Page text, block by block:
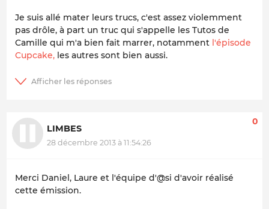
Je suis allé mater leurs trucs, c'est assez violemment
pas drôle, à part un truc qui s'appelle les Tutos de
Camille qui m'a bien fait marrer, notamment l'épisode
Cupcake, les autres sont bien aussi.
LIMBES
28 décembre 2013 à 11:54:26
0
Merci Daniel, Laure et l'équipe d'@si d'avoir réalisé
cette émission.